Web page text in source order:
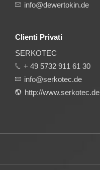
info@dewertokin.de
Clienti Privati
SERKOTEC
+ 49 5732 911 61 30
info@serkotec.de
http://www.serkotec.de